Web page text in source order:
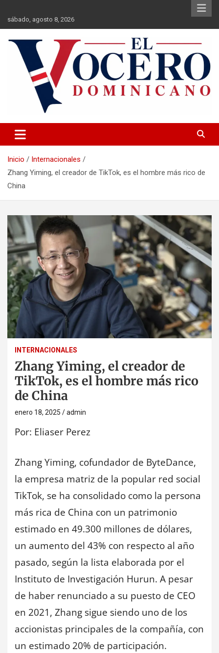
contenido
sábado, agosto 8, 2026
El Vocero Dominicano
Inicio
Internacionales
Zhang Yiming, el creador de TikTok, es el hombre más rico de
China
INTERNACIONALES
Zhang Yiming, el creador de
TikTok, es el hombre más rico
de China
enero 18, 2025 admin
Por: Eliaser Perez
Zhang Yiming, cofundador de ByteDance,
la empresa matriz de la popular red social
TikTok, se ha consolidado como la persona
más rica de China con un patrimonio
estimado en 49.300 millones de dólares,
un aumento del 43% con respecto al año
pasado, según la lista elaborada por el
Instituto de Investigación Hurun. A pesar
de haber renunciado a su puesto de CEO
en 2021, Zhang sigue siendo uno de los
accionistas principales de la compañía, con
un estimado 20% de participación.